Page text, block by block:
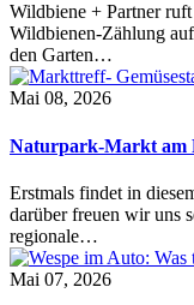
Wildbiene + Partner
Wildbienen-Zählung
den Garten…
Mai 08, 2026
Naturpark-Markt am
Erstmals findet in
darüber freuen wir uns
regionale…
Mai 07, 2026